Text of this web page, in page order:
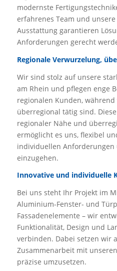
modernste
erfahrenes Team und
Ausstattung garantieren
Anforderungen gerecht
Regionale Verwurzelung,
Wir sind stolz auf unsere
am Rhein und pflegen enge
regionalen Kunden,
überregional tätig sind.
regionaler Nähe und
ermöglicht es uns, flexibel
individuellen Anforderungen
einzugehen.
Innovative und individuelle
Bei uns steht Ihr Projekt im
Aluminium-Fenster- und
Fassadenelemente – wir
Funktionalität, Design und
verbinden. Dabei setzen wir
Zusammenarbeit mit
präzise umzusetzen.